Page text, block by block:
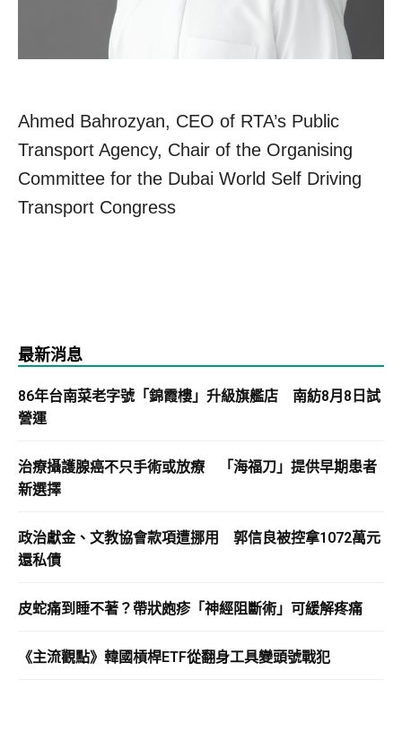
Ahmed Bahrozyan, CEO of RTA’s Public
Transport Agency, Chair of the Organising
Committee for the Dubai World Self Driving
Transport Congress
最新消息
86年台南菜老字號「錦霞樓」升級旗艦店 南紡8月8日試
營運
治療攝護腺癌不只手術或放療 「海福刀」提供早期患者
新選擇
政治獻金、文教協會款項遭挪用 郭信良被控拿1072萬元
還私債
皮蛇痛到睡不著？帶狀皰疹「神經阻斷術」可緩解疼痛
《主流觀點》韓國槓桿ETF從翻身工具變頭號戰犯